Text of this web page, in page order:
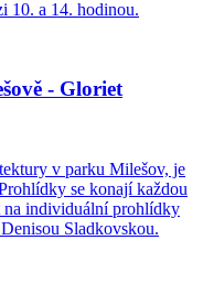
10. a 14. hodinou.
- Gloriet
v parku Milešov, je
se konají každou
na individuální prohlídky
Sladkovskou.